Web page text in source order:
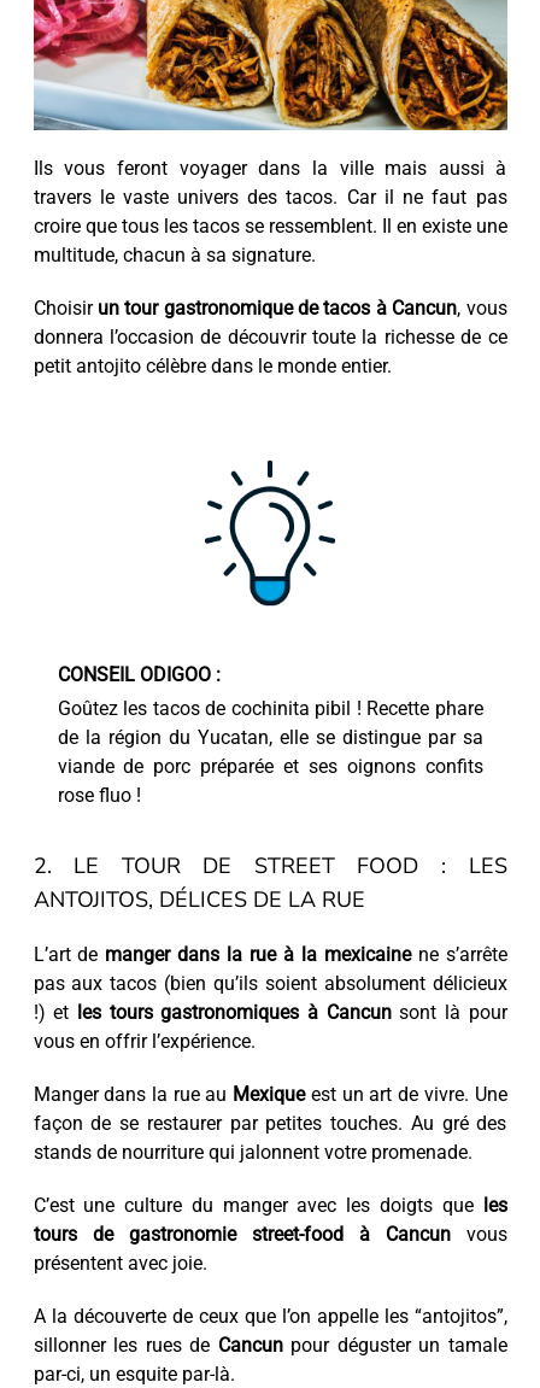
Ils vous feront voyager dans la ville mais aussi à
travers le vaste univers des tacos. Car il ne faut pas
croire que tous les tacos se ressemblent. Il en existe une
multitude, chacun à sa signature.
Choisir un tour gastronomique de tacos à Cancun, vous
donnera l’occasion de découvrir toute la richesse de ce
petit antojito célèbre dans le monde entier.
CONSEIL ODIGOO :
Goûtez les tacos de cochinita pibil ! Recette phare
de la région du Yucatan, elle se distingue par sa
viande de porc préparée et ses oignons confits
rose fluo !
2. LE TOUR DE STREET FOOD : LES
ANTOJITOS, DÉLICES DE LA RUE
L’art de manger dans la rue à la mexicainene s’arrête
pas aux tacos (bien qu’ils soient absolument délicieux
!) et les tours gastronomiques à Cancunsont là pour
vous en offrir l’expérience.
Manger dans la rue au Mexiqueest un art de vivre. Une
façon de se restaurer par petites touches. Au gré des
stands de nourriture qui jalonnent votre promenade.
C’est une culture du manger avec les doigts que
les
tours de gastronomie street-food à Cancunvous
présentent avec joie.
A la découverte de ceux que l’on appelle les “antojitos”,
sillonner les rues de Cancunpour déguster un tamale
par-ci, un esquite par-là.